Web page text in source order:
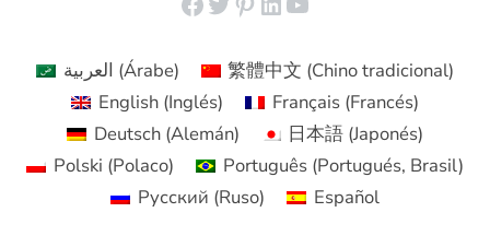
العربية (Árabe) 繁體中文 (Chino tradicional)
English (Inglés) Français(Francés)
Deutsch(Alemán) 日本語 (Japonés)
Polski (Polaco) Português(Portugués, Brasil)
Русский (Ruso) Español